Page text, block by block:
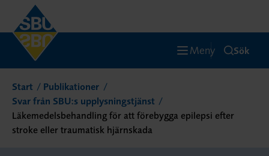
Meny Sök
Start
Publikationer
Svar från SBU:s upplysningstjänst
Läkemedelsbehandling för att förebygga epilepsi efter
stroke eller traumatisk hjärnskada